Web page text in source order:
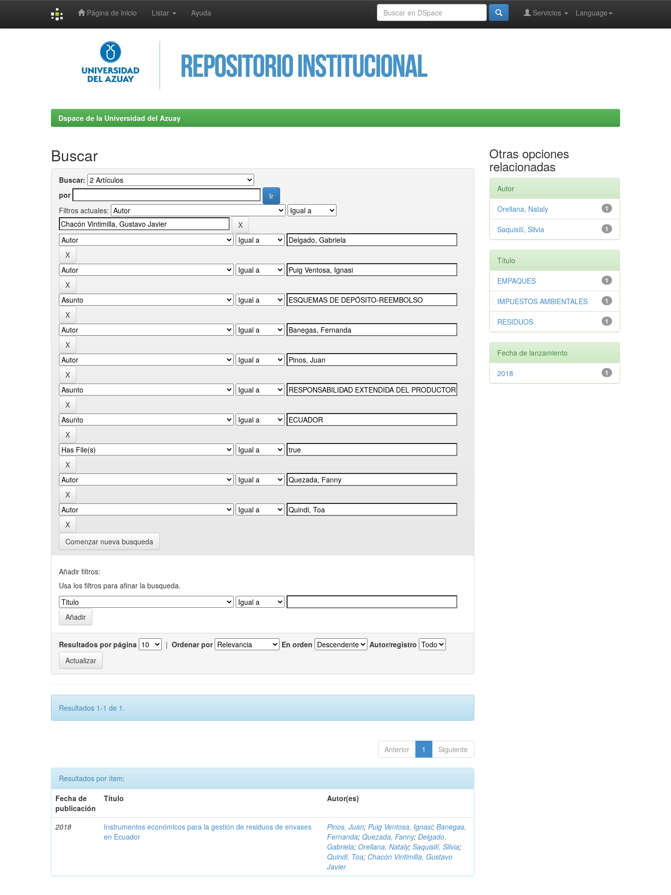
Página de inicio Listar Ayuda Language
Servicios
Dspace de la Universidad del Azuay
Buscar
Buscar:
por
Filtros actuales:
Comenzar nueva busqueda
Añadir filtros:
Usa los filtros para afinar la busqueda.
Resultados por página | Ordenar por En orden Autor/registro
Resultados 1-1 de 1.
Anterior 1 Siguiente
Resultados por ítem:
Fecha de
publicación
Título Autor(es)
2018
Instrumentos económicos para la gestión de residuos de envases
en Ecuador
Pinos, Juan;Puig Ventosa, Ignasi;Banegas,
Fernanda;Quezada, Fanny;Delgado,
Gabriela;Orellana, Nataly;Saquisilí, Silvia;
Quindi, Toa; Chacón Vintimilla, Gustavo
Javier
Otras opciones
relacionadas
Autor
1
Orellana, Nataly
1
Saquisilí, Silvia
Título
1
EMPAQUES
1
IMPUESTOS AMBIENTALES
1
RESIDUOS
Fecha de lanzamiento
1
2018